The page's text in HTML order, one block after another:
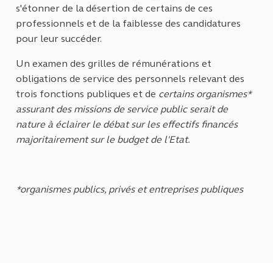
s'étonner de la désertion de certains de ces
professionnels et de la faiblesse des candidatures
pour leur succéder.
Un examen des grilles de rémunérations et
obligations de service des personnels relevant des
trois fonctions publiques et de certains organismes*
assurant des missions de service public serait de
nature à éclairer le débat sur les effectifs financés
majoritairement sur le budget de l'Etat.
*organismes publics, privés et entreprises publiques